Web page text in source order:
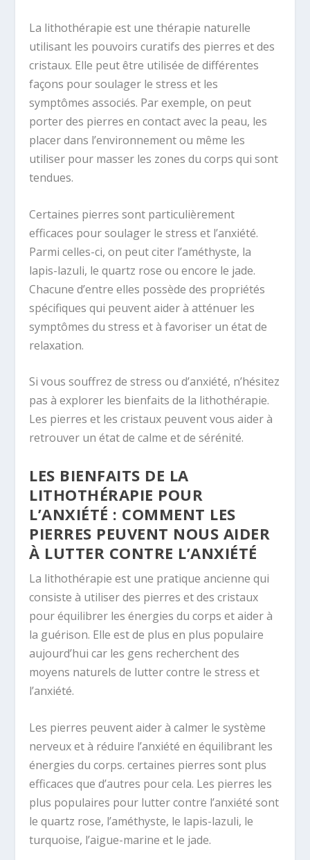
La lithothérapie est une thérapie naturelle
utilisant les pouvoirs curatifs des pierres et des
cristaux. Elle peut être utilisée de différentes
façons pour soulager le stress et les
symptômes associés. Par exemple, on peut
porter des pierres en contact avec la peau, les
placer dans l’environnement ou même les
utiliser pour masser les zones du corps qui sont
tendues.
Certaines pierres sont particulièrement
efficaces pour soulager le stress et l’anxiété.
Parmi celles-ci, on peut citer l’améthyste, la
lapis-lazuli, le quartz rose ou encore le jade.
Chacune d’entre elles possède des propriétés
spécifiques qui peuvent aider à atténuer les
symptômes du stress et à favoriser un état de
relaxation.
Si vous souffrez de stress ou d’anxiété, n’hésitez
pas à explorer les bienfaits de la lithothérapie.
Les pierres et les cristaux peuvent vous aider à
retrouver un état de calme et de sérénité.
LES BIENFAITS DE LA
LITHOTHÉRAPIE POUR
L’ANXIÉTÉ : COMMENT LES
PIERRES PEUVENT NOUS AIDER
À LUTTER CONTRE L’ANXIÉTÉ
La lithothérapie est une pratique ancienne qui
consiste à utiliser des pierres et des cristaux
pour équilibrer les énergies du corps et aider à
la guérison. Elle est de plus en plus populaire
aujourd’hui car les gens recherchent des
moyens naturels de lutter contre le stress et
l’anxiété.
Les pierres peuvent aider à calmer le système
nerveux et à réduire l’anxiété en équilibrant les
énergies du corps. certaines pierres sont plus
efficaces que d’autres pour cela. Les pierres les
plus populaires pour lutter contre l’anxiété sont
le quartz rose, l’améthyste, le lapis-lazuli, le
turquoise, l’aigue-marine et le jade.